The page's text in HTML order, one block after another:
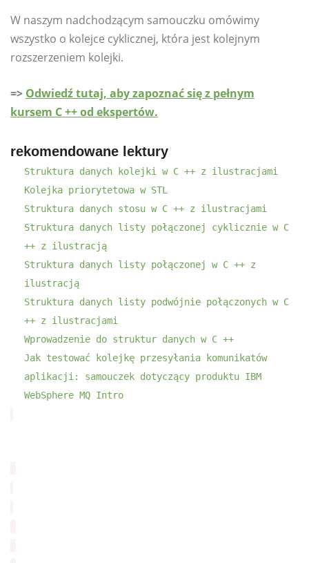
W naszym nadchodzącym samouczku omówimy
wszystko o kolejce cyklicznej, która jest kolejnym
rozszerzeniem kolejki.
=> Odwiedź tutaj, aby zapoznać się z pełnym
kursem C ++ od ekspertów.
rekomendowane lektury
Struktura danych kolejki w C ++ z ilustracjami
Kolejka priorytetowa w STL
Struktura danych stosu w C ++ z ilustracjami
Struktura danych listy połączonej cyklicznie w C
++ z ilustracją
Struktura danych listy połączonej w C ++ z
ilustracją
Struktura danych listy podwójnie połączonych w C
++ z ilustracjami
Wprowadzenie do struktur danych w C ++
Jak testować kolejkę przesyłania komunikatów
aplikacji: samouczek dotyczący produktu IBM
WebSphere MQ Intro